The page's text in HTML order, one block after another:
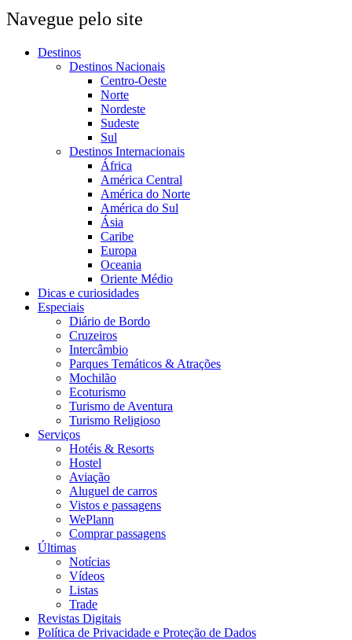
Navegue pelo site
Destinos
Destinos Nacionais
Centro-Oeste
Norte
Nordeste
Sudeste
Sul
Destinos Internacionais
África
América Central
América do Norte
América do Sul
Ásia
Caribe
Europa
Oceania
Oriente Médio
Dicas e curiosidades
Especiais
Diário de Bordo
Cruzeiros
Intercâmbio
Parques Temáticos & Atrações
Mochilão
Ecoturismo
Turismo de Aventura
Turismo Religioso
Serviços
Hotéis & Resorts
Hostel
Aviação
Aluguel de carros
Vistos e passagens
WePlann
Comprar passagens
Últimas
Notícias
Vídeos
Listas
Trade
Revistas Digitais
Política de Privacidade e Proteção de Dados